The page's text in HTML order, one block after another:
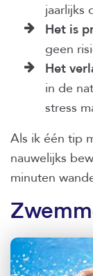
jaarlijks
Het is
geen
Het
in de
stress
Als ik één tip
nauwelijks
minuten